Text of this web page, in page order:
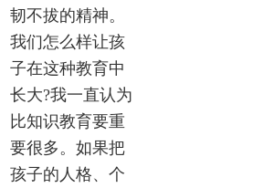
韧不拔的精神。
我们怎么样让孩
子在这种教育中
长大?我一直认为
比知识教育要重
要很多。如果把
孩子的人格、个